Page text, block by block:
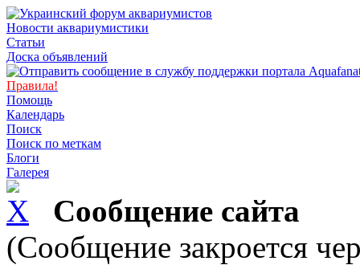
Новости аквариумистики
Статьи
Доска объявлений
Правила!
Помощь
Календарь
Поиск
Поиск по меткам
Блоги
Галерея
Сообщение сайта
(Сообщение закроется